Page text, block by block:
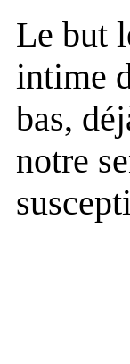
Le but
intime
bas,
notre